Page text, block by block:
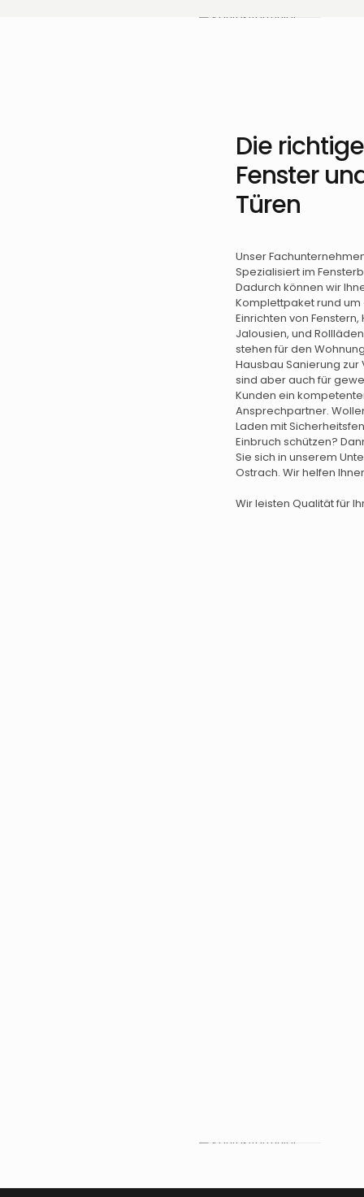
Die
Fenster
Türen
Unser
Spezialisiert im
Dadurch können wir
Komplettpaket rund um
Einrichten von Fenstern,
Jalousien, und
stehen für den
Hausbau Sanierung zur
sind aber auch für
Kunden ein
Ansprechpartner.
Laden mit
Einbruch schützen?
Sie sich in unserem
Ostrach. Wir helfen
Wir leisten Qualität für